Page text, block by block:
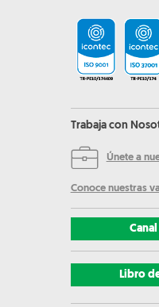
Trabaja con
Únete a
Conoce nuestras
Libro